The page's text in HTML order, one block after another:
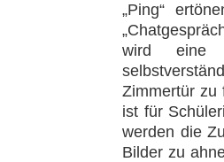
„Ping“
wird eine
Zimmertür zu
ist für
werden die
Bilder zu